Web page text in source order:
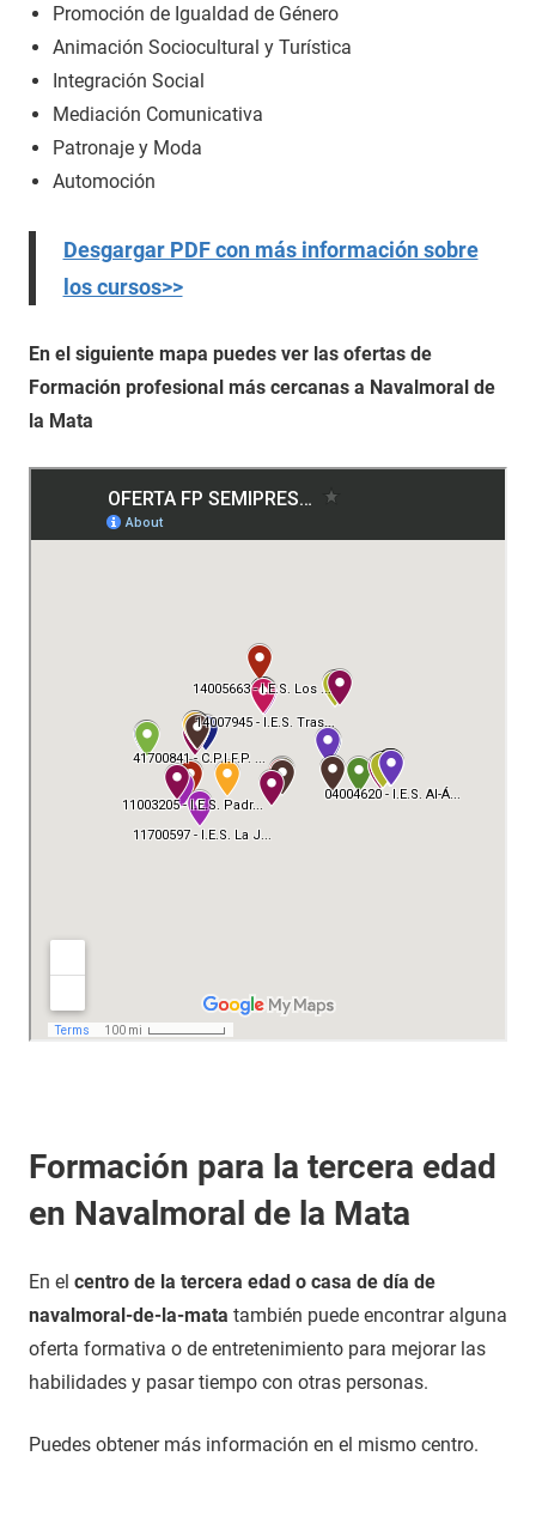
Promoción de Igualdad de Género
Animación Sociocultural y Turística
Integración Social
Mediación Comunicativa
Patronaje y Moda
Automoción
Desgargar PDF con más información sobre
los cursos>>
En el siguiente mapa puedes ver las ofertas de
Formación profesional más cercanas a Navalmoral de
la Mata
Formación para la tercera edad
en Navalmoral de la Mata
En el centro de la tercera edad o casa de día de
navalmoral-de-la-mata también puede encontrar alguna
oferta formativa o de entretenimiento para mejorar las
habilidades y pasar tiempo con otras personas.
Puedes obtener más información en el mismo centro.